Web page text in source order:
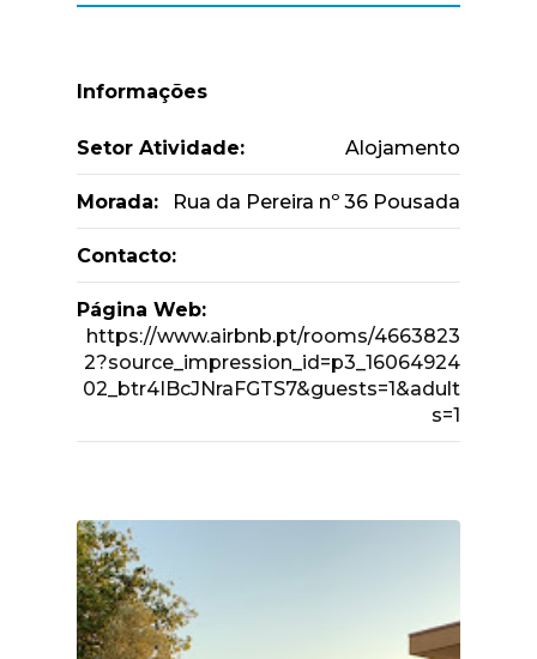
Informações
Setor Atividade: Alojamento
Morada: Rua da Pereira nº 36 Pousada
Contacto:
Página Web:
https://www.airbnb.pt/rooms/4663823
2?source_impression_id=p3_16064924
02_btr4IBcJNraFGTS7&guests=1&adult
s=1